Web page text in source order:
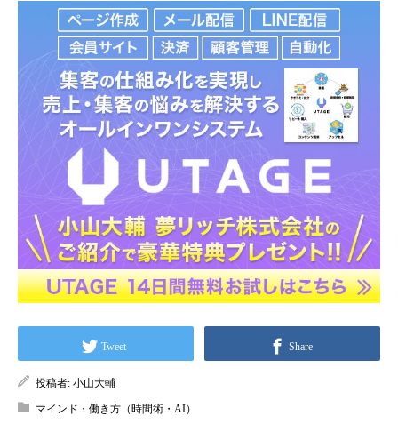
Tweet Share
投稿者: 小山大輔
マインド・働き方（時間術・AI）